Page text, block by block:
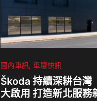
國內車訊 車壇快訊
Škoda 持續深耕台
大啟用 打造新北服務